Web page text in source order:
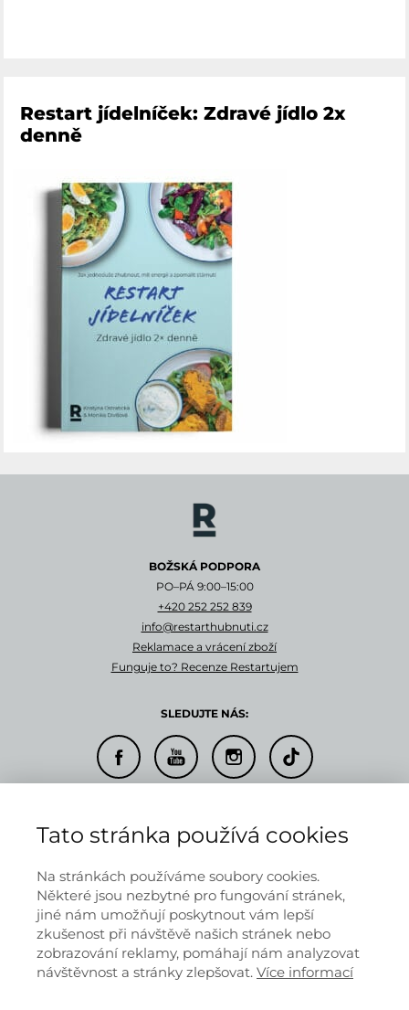
Restart jídelníček: Zdravé jídlo 2x
denně
BOŽSKÁ PODPORA
PO–PÁ 9:00–15:00
+420 252 252 839
info@restarthubnuti.cz
Reklamace a vrácení zboží
Funguje to? Recenze Restartujem
SLEDUJTE NÁS:
Doprava a platba
Obchodní podmínky
Ochrana osobních údajů
Informace na těchto stránkách nenahrazují v žádném případě
Tato stránka používá cookies
Na stránkách používáme soubory cookies.
Některé jsou nezbytné pro fungování stránek,
jiné nám umožňují poskytnout vám lepší
zkušenost při návštěvě našich stránek nebo
zobrazování reklamy, pomáhají nám analyzovat
návštěvnost a stránky zlepšovat. Více informací